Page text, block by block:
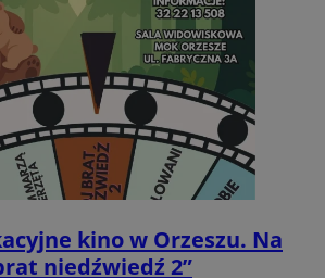
kino w Orzeszu. Na
niedźwiedź 2”